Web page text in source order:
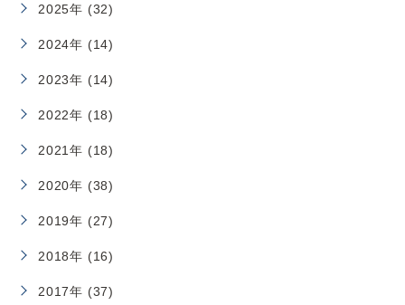
2025年 (32)
2024年 (14)
2023年 (14)
2022年 (18)
2021年 (18)
2020年 (38)
2019年 (27)
2018年 (16)
2017年 (37)